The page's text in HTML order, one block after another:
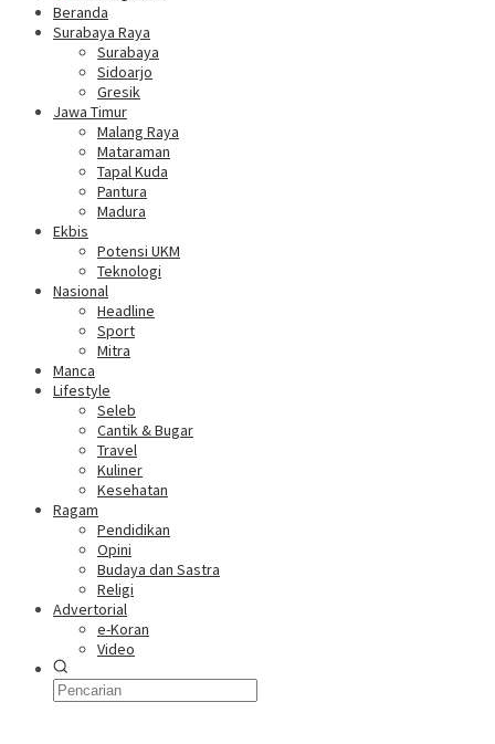
Beranda
Surabaya Raya
Surabaya
Sidoarjo
Gresik
Jawa Timur
Malang Raya
Mataraman
Tapal Kuda
Pantura
Madura
Ekbis
Potensi UKM
Teknologi
Nasional
Headline
Sport
Mitra
Manca
Lifestyle
Seleb
Cantik & Bugar
Travel
Kuliner
Kesehatan
Ragam
Pendidikan
Opini
Budaya dan Sastra
Religi
Advertorial
e-Koran
Video